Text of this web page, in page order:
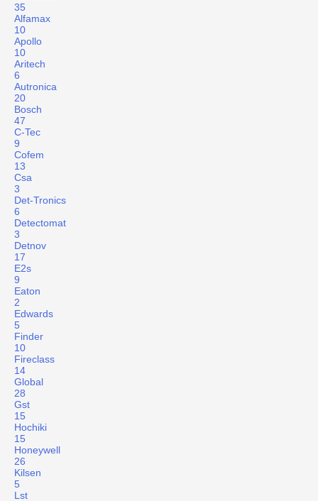
35
Alfamax
10
Apollo
10
Aritech
6
Autronica
20
Bosch
47
C-Tec
9
Cofem
13
Csa
3
Det-Tronics
6
Detectomat
3
Detnov
17
E2s
9
Eaton
2
Edwards
5
Finder
10
Fireclass
14
Global
28
Gst
15
Hochiki
15
Honeywell
26
Kilsen
5
Lst